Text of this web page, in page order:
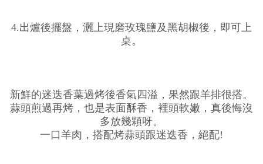
4.出爐後擺盤，灑上現磨玫瑰鹽及黑胡椒後，即可上
桌。
新鮮的迷迭香葉過烤後香氣四溢，果然跟羊排很搭。
蒜頭煎過再烤，也是表面酥香，裡頭軟嫩，真後悔沒
多放幾顆呀。
一口羊肉，搭配烤蒜頭跟迷迭香，絕配!